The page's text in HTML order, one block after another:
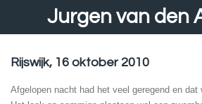
de
Jurgen van den
Rijswijk, 16 oktober 2010
Afgelopen nacht had het veel geregend en